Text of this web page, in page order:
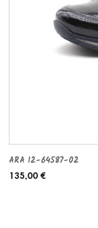
ARA 12-64587-02
135,00 €